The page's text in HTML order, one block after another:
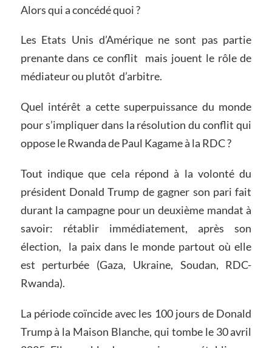
Alors qui a concédé quoi ?
Les Etats Unis d’Amérique ne sont pas partie
prenante dans ce conflit mais jouent le rôle de
médiateur ou plutôt d’arbitre.
Quel intérêt a cette superpuissance du monde
pour s’impliquer dans la résolution du conflit qui
oppose le Rwanda de Paul Kagame à la RDC ?
Tout indique que cela répond à la volonté du
président Donald Trump de gagner son pari fait
durant la campagne pour un deuxième mandat à
savoir: rétablir immédiatement, après son
élection, la paix dans le monde partout où elle
est perturbée (Gaza, Ukraine, Soudan, RDC-
Rwanda).
La période coïncide avec les 100 jours de Donald
Trump à la Maison Blanche, qui tombe le 30 avril